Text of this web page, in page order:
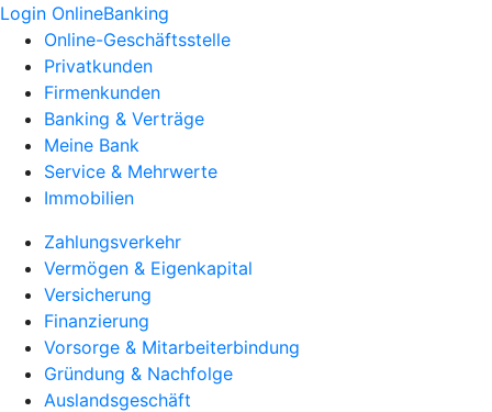
Login OnlineBanking
Online-Geschäftsstelle
Privatkunden
Firmenkunden
Banking & Verträge
Meine Bank
Service & Mehrwerte
Immobilien
Zahlungsverkehr
Vermögen & Eigenkapital
Versicherung
Finanzierung
Vorsorge & Mitarbeiterbindung
Gründung & Nachfolge
Auslandsgeschäft